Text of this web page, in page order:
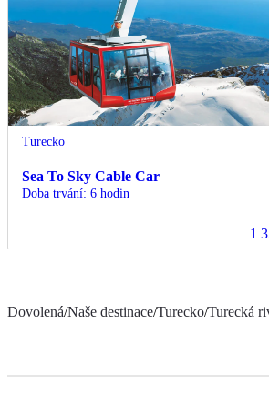
Turecko
Sea To Sky Cable Car
Doba trvání: 6 hodin
1
Dovolená/Naše destinace/Turecko/Turecká